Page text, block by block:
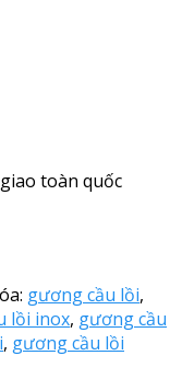
toàn quốc
gương cầu lồi,
lồi inox, gương cầu
, gương cầu lồi